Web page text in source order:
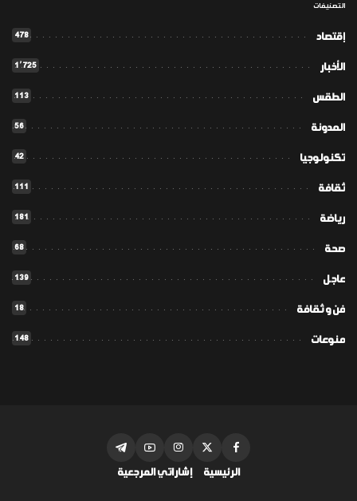
التصنيفات
إقتصاد 478
الأخبار 1٬725
الطقس 113
المدونة 56
تكنولوجيا 42
ثقافة 111
رياضة 181
صحة 68
عاجل 139
فن و ثقافة 18
منوعات 148
الرئيسية إشاراتي المرجعية